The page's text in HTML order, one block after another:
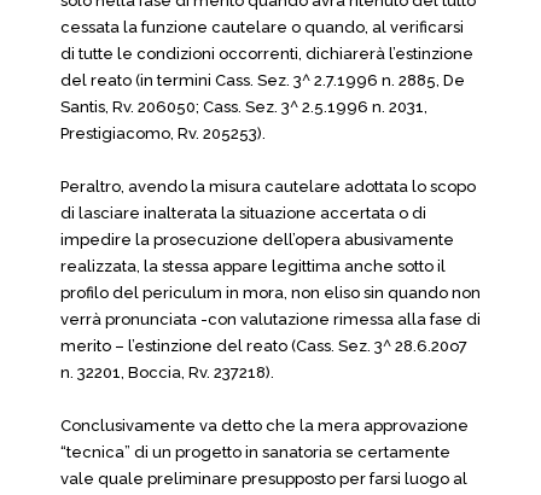
cessata la funzione cautelare o quando, al verificarsi
di tutte le condizioni occorrenti, dichiarerà l’estinzione
del reato (in termini Cass. Sez. 3^ 2.7.1996 n. 2885, De
Santis, Rv. 206050; Cass. Sez. 3^ 2.5.1996 n. 2031,
Prestigiacomo, Rv. 205253).
Peraltro, avendo la misura cautelare adottata lo scopo
di lasciare inalterata la situazione accertata o di
impedire la prosecuzione dell’opera abusivamente
realizzata, la stessa appare legittima anche sotto il
profilo del periculum in mora, non eliso sin quando non
verrà pronunciata -con valutazione rimessa alla fase di
merito – l’estinzione del reato (Cass. Sez. 3^ 28.6.20o7
n. 32201, Boccia, Rv. 237218).
Conclusivamente va detto che la mera approvazione
“tecnica” di un progetto in sanatoria se certamente
vale quale preliminare presupposto per farsi luogo al